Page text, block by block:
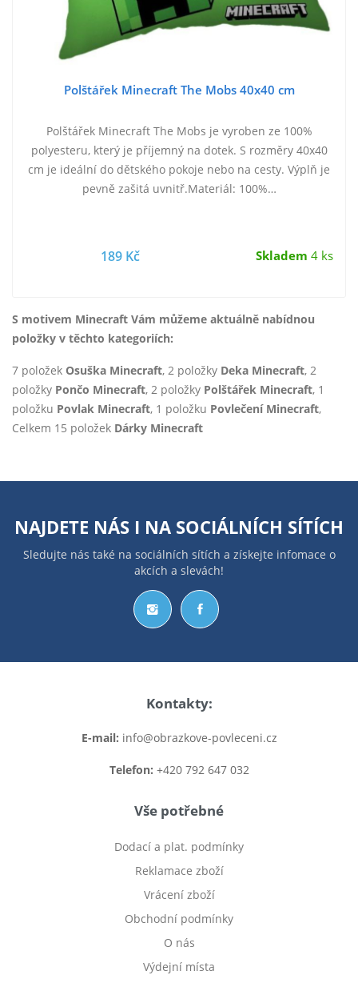
Polštářek Minecraft The Mobs 40x40 cm
Polštářek Minecraft The Mobs je vyroben ze 100%
polyesteru, který je příjemný na dotek. S rozměry 40x40
cm je ideální do dětského pokoje nebo na cesty. Výplň je
pevně zašitá uvnitř.Materiál: 100%…
189 Kč Skladem 4 ks
S motivem Minecraft Vám můžeme aktuálně nabídnou
položky v těchto kategoriích:
7 položek Osuška Minecraft, 2 položky Deka Minecraft, 2
položky Pončo Minecraft, 2 položky Polštářek Minecraft, 1
položku Povlak Minecraft, 1 položku Povlečení Minecraft,
Celkem 15 položek Dárky Minecraft
NAJDETE NÁS I NA SOCIÁLNÍCH SÍTÍCH
Sledujte nás také na sociálních sítích a získejte infomace o
akcích a slevách!
Kontakty:
E-mail: info@obrazkove-povleceni.cz
Telefon: +420 792 647 032
Vše potřebné
Dodací a plat. podmínky
Reklamace zboží
Vrácení zboží
Obchodní podmínky
O nás
Výdejní místa